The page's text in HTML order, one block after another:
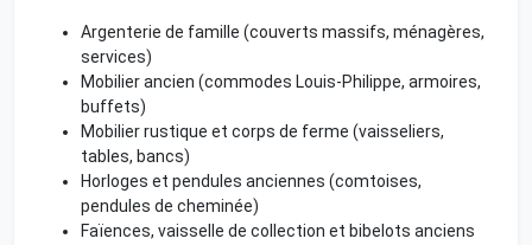
Argenterie de famille (couverts massifs, ménagères,
services)
Mobilier ancien (commodes Louis-Philippe, armoires,
buffets)
Mobilier rustique et corps de ferme (vaisseliers,
tables, bancs)
Horloges et pendules anciennes (comtoises,
pendules de cheminée)
Faïences, vaisselle de collection et bibelots anciens